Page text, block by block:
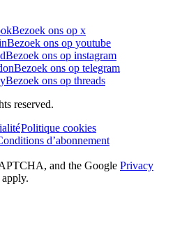
Bezoek ons op x
Bezoek ons op youtube
Bezoek ons op instagram
Bezoek ons op telegram
Bezoek ons op threads
reserved.
Politique cookies
d’abonnement
and the Google Privacy
apply.